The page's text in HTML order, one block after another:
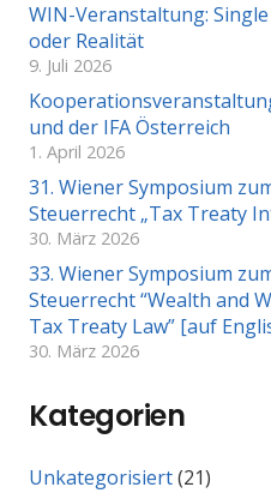
WIN-Veranstaltung:
oder Realität
9. Juli 2026
und der IFA Österreich
1. April 2026
31. Wiener Symposium
Steuerrecht „Tax Treaty
30. März 2026
33. Wiener Symposium
Steuerrecht “Wealth and
Tax Treaty Law” [auf
30. März 2026
Kategorien
Unkategorisiert(21)